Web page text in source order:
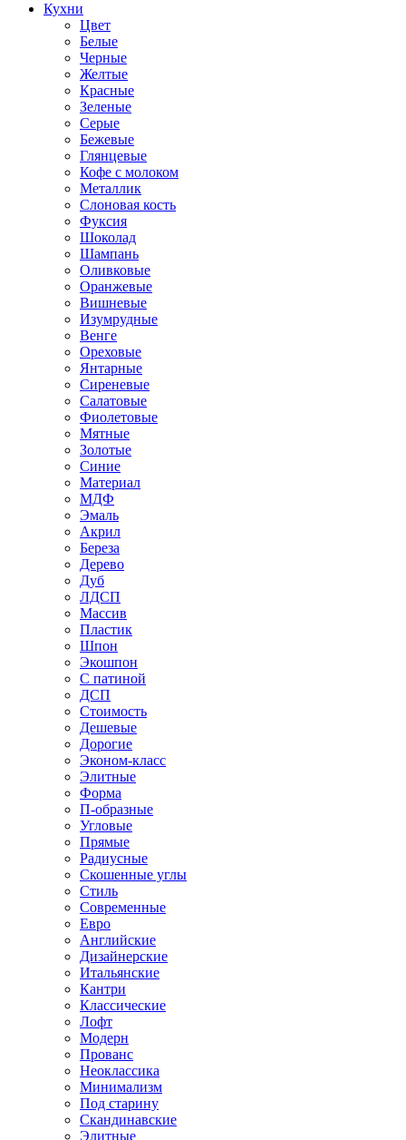
Кухни
Цвет
Белые
Черные
Желтые
Красные
Зеленые
Серые
Бежевые
Глянцевые
Кофе с молоком
Металлик
Слоновая кость
Фуксия
Шоколад
Шампань
Оливковые
Оранжевые
Вишневые
Изумрудные
Венге
Ореховые
Янтарные
Сиреневые
Салатовые
Фиолетовые
Мятные
Золотые
Синие
Материал
МДФ
Эмаль
Акрил
Береза
Дерево
Дуб
ЛДСП
Массив
Пластик
Шпон
Экошпон
С патиной
ДСП
Стоимость
Дешевые
Дорогие
Эконом-класс
Элитные
Форма
П-образные
Угловые
Прямые
Радиусные
Скошенные углы
Стиль
Современные
Евро
Английские
Дизайнерские
Итальянские
Кантри
Классические
Лофт
Модерн
Прованс
Неоклассика
Минимализм
Под старину
Скандинавские
Элитные